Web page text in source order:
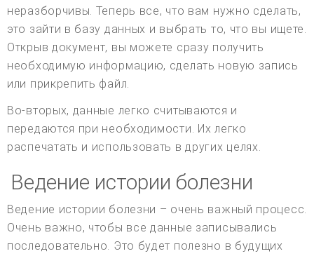
неразборчивы. Теперь все, что вам нужно сделать,
это зайти в базу данных и выбрать то, что вы ищете.
Открыв документ, вы можете сразу получить
необходимую информацию, сделать новую запись
или прикрепить файл.
Во-вторых, данные легко считываются и
передаются при необходимости. Их легко
распечатать и использовать в других целях.
Ведение истории болезни
Ведение истории болезни – очень важный процесс.
Очень важно, чтобы все данные записывались
последовательно. Это будет полезно в будущих